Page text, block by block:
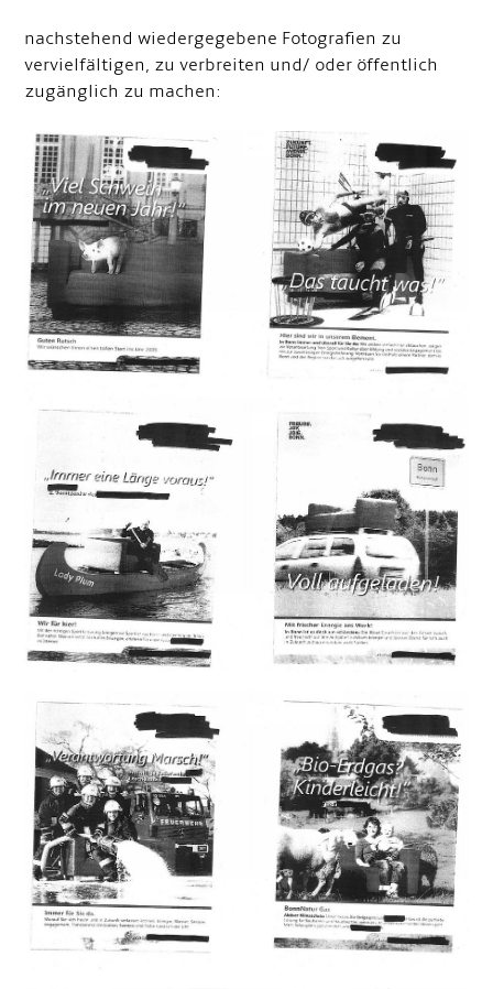
nachstehend wiedergegebene Fotografien zu
vervielfältigen, zu verbreiten und/ oder öffentlich
zugänglich zu machen: